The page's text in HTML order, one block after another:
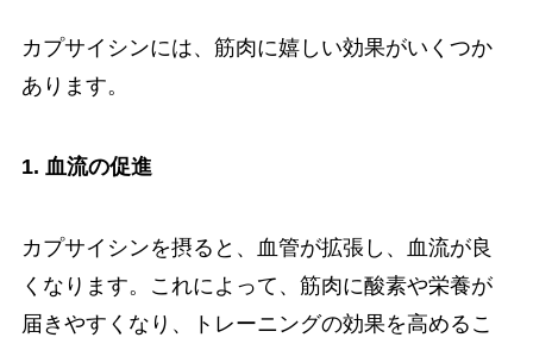
カプサイシンには、筋肉に嬉しい効果がいくつか
あります。
1. 血流の促進
カプサイシンを摂ると、血管が拡張し、血流が良
くなります。これによって、筋肉に酸素や栄養が
届きやすくなり、トレーニングの効果を高めるこ